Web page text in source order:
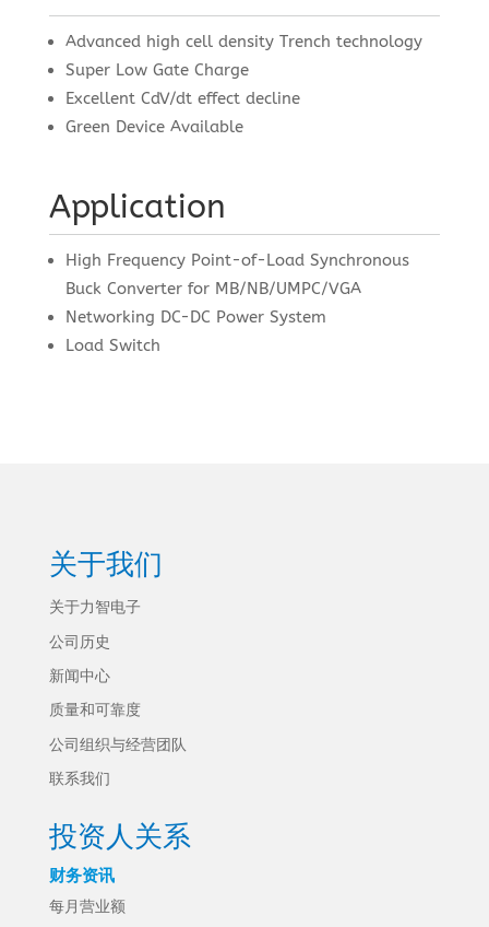
Advanced high cell density Trench technology
Super Low Gate Charge
Excellent CdV/dt effect decline
Green Device Available
Application
High Frequency Point-of-Load Synchronous
Buck Converter for MB/NB/UMPC/VGA
Networking DC-DC Power System
Load Switch
关于我们
关于力智电子
公司历史
新闻中心
质量和可靠度
公司组织与经营团队
联系我们
投资人关系
财务资讯
每月营业额